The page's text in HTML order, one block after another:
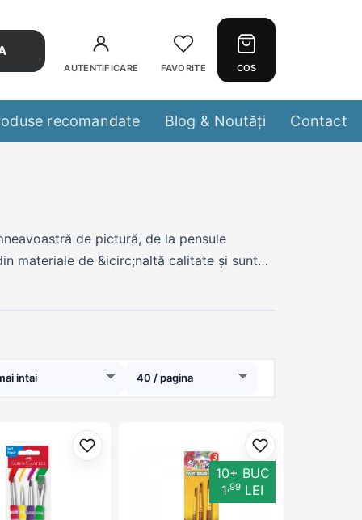
AUTENTIFICARE FAVORITE COS
recomandate Blog & Noutăți Contact
de pictură, de la pensule
materiale de &icirc;naltă calitate și sunt
dvs. artistice. Fie că sunteți un artist
pentru că vindem și rechizite școlare,
Răsfoiți selecția noastră de pensule de
Adaugă la favorite
Adaugă la
10+ BUC
1,99 LEI